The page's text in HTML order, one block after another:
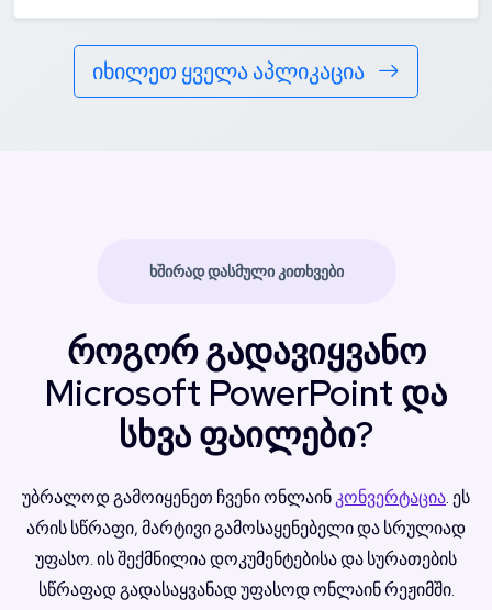
იხილეთ ყველა აპლიკაცია
ᲮᲨᲘᲠᲐᲓ ᲓᲐᲡᲛᲣᲚᲘ ᲙᲘᲗᲮᲕᲔᲑᲘ
როგორ გადავიყვანო
Microsoft PowerPoint და
სხვა ფაილები?
უბრალოდ გამოიყენეთ ჩვენი ონლაინკონვერტაცია. ეს
არის სწრაფი, მარტივი გამოსაყენებელი და სრულიად
უფასო. ის შექმნილია დოკუმენტებისა და სურათების
სწრაფად გადასაყვანად უფასოდ ონლაინ რეჟიმში.